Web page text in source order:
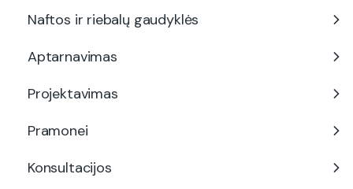
Naftos ir riebalų gaudyklės
Aptarnavimas
Projektavimas
Pramonei
Konsultacijos